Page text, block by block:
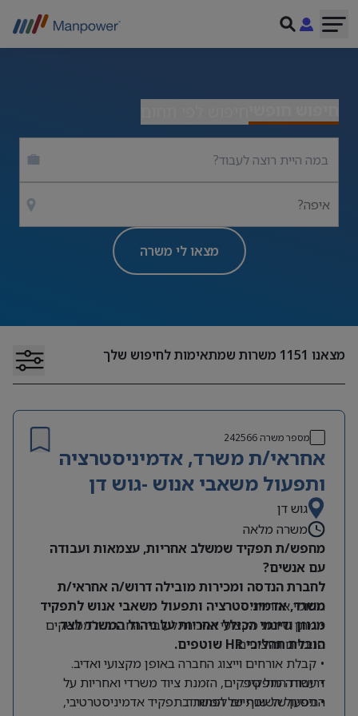
איפה?
מצאו לי משרה
מצאנו 1151 משרות שמתאימות לחיפוש שלך
מספר משרה242566
אחראי/ת משרד, אדמיניסטרציה
ותפעול משאבי אנוש -גוש דן
גוש דן
משרה מלאה
מחפש/ת תפקיד שמשלב אחריות, עצמאות ועבודה
עם אנשים?
לחברת הנדסה ומכירות מובילה דרוש/ה אחראי/ת
משרד, אדמיניסטרציה ותפעול משאבי אנוש לתפקיד
מגוון ודינמי הכולל אחריות על ניהול המשרד לצד
הובלת תהליכי HR שוטפים.
תחומי אחריות:
• מתן שירות מקצועי ואיכותי לעובדי החברה ולממשקים
פנימיים וחיצוניים.
• קבלת אורחים וייצוג החברה באופן מקצועי ואדיב.
• עבודה מול ספקים, הזמנת ציוד משרדי ואחריות על
התפעול השוטף של המשרד.
דרישות התפקיד:
• ניסיון של שנתיים לפחות בתפקיד אדמיניסטרטיבי,